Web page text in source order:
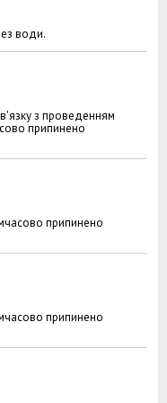
води.
з проведенням
припинено
припинено
припинено